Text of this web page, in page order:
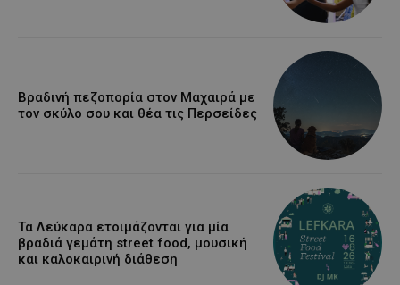
Βραδινή πεζοπορία στον Μαχαιρά με
τον σκύλο σου και θέα τις Περσείδες
Τα Λεύκαρα ετοιμάζονται για μία
βραδιά γεμάτη street food, μουσική
και καλοκαιρινή διάθεση